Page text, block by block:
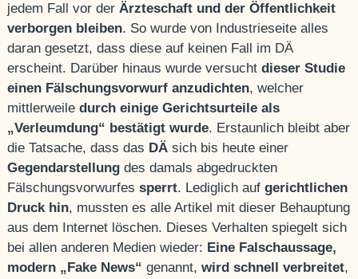
jedem Fall vor derÄrzteschaft und der Öffentlichkeit
verborgen bleiben. So wurde von Industrieseite alles
daran gesetzt, dass diese auf keinen Fall im DÄ
erscheint. Darüber hinaus wurde versucht dieser Studie
einen Fälschungsvorwurf anzudichten, welcher
mittlerweiledurch einige Gerichtsurteile als
„Verleumdung“ bestätigt wurde. Erstaunlich bleibt aber
die Tatsache, dass das DÄ sich bis heute einer
Gegendarstellung des damals abgedruckten
Fälschungsvorwurfessperrt. Lediglich aufgerichtlichen
Druck hin, mussten es alle Artikel mit dieser Behauptung
aus dem Internet löschen. Dieses Verhalten spiegelt sich
bei allen anderen Medien wieder: Eine Falschaussage,
modern „Fake News“ genannt,wird schnell verbreitet,